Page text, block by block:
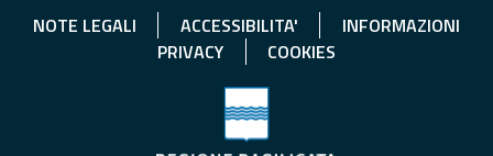
NOTE LEGALI ACCESSIBILITA'
INFORMAZIONI
PRIVACY
COOKIES